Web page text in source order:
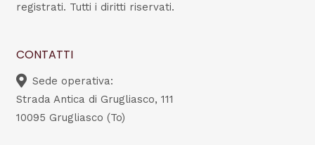
registrati. Tutti i diritti riservati.
CONTATTI
Sede operativa:
Strada Antica di Grugliasco, 111
10095 Grugliasco (To)